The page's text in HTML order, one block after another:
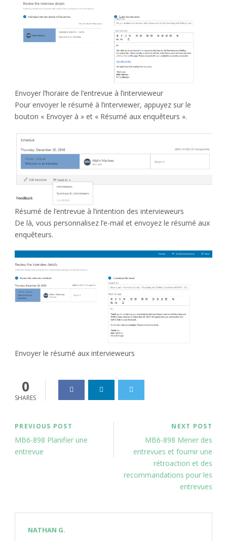
Envoyer l’horaire de l’entrevue à l’intervieweur
Pour envoyer le résumé à l’interviewer, appuyez sur le
bouton « Envoyer à » et « Résumé aux enquêteurs ».
Résumé de l’entrevue à l’intention des intervieweurs
De là, vous personnalisez l’e-mail et envoyez le résumé aux
enquêteurs.
Envoyer le résumé aux intervieweurs
0
SHARES
PREVIOUS POST
MB6-898 Planifier une
entrevue
NEXT POST
MB6-898 Mener des
entrevues et fournir une
rétroaction et des
recommandations pour les
entrevues
NATHAN G.